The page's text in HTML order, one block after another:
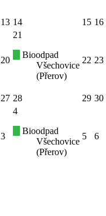
13 14 15 16
20
21
Bioodpad
Všechovice
(Přerov)
22 23
27 28 29 30
3
4
Bioodpad
Všechovice
(Přerov)
5 6